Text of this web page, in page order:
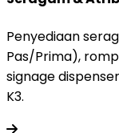
Penyediaan
Pas/Prima),
signage
K3.